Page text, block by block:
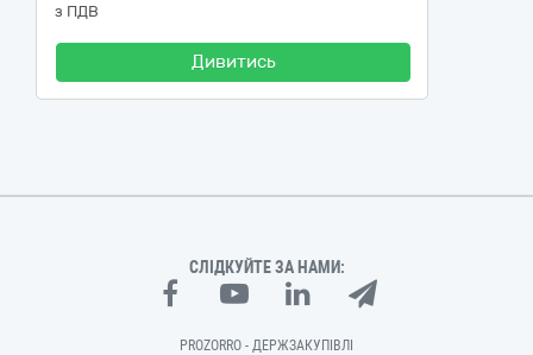
з ПДВ
Дивитись
СЛІДКУЙТЕ ЗА НАМИ:
PROZORRO - ДЕРЖЗАКУПІВЛІ